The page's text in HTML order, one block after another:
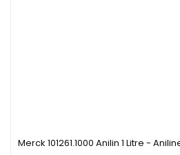
Merck 101261.1000 Anilin 1 Litre -